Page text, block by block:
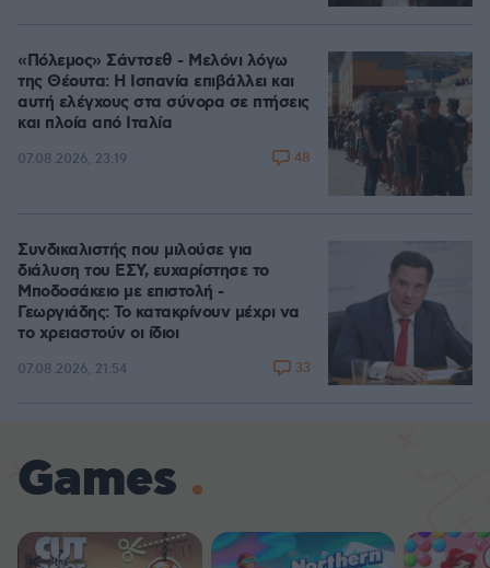
«Πόλεμος» Σάντσεθ - Μελόνι λόγω
της Θέουτα: Η Ισπανία επιβάλλει και
αυτή ελέγχους στα σύνορα σε πτήσεις
και πλοία από Ιταλία
07.08.2026, 23:19 48
Συνδικαλιστής που μιλούσε για
διάλυση του ΕΣΥ, ευχαρίστησε το
Μποδοσάκειο με επιστολή -
Γεωργιάδης: Το κατακρίνουν μέχρι να
το χρειαστούν οι ίδιοι
07.08.2026, 21:54 33
Games